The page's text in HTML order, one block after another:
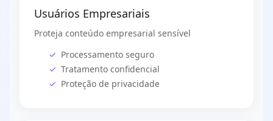
Usuários Empresariais
Proteja conteúdo empresarial sensível
Processamento seguro
Tratamento confidencial
Proteção de privacidade